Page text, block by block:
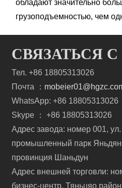
обладают значительно
грузоподъемностью, чем
СВЯЗАТЬСЯ
Тел. +86 18805313026
Почта ：
WhatsApp: +86 18805313026
Skype ： +86 18805313026
Адрес завода: номер 001,
промышленный парк
провинция Шаньдун
Адрес внешней торговли:
бизнес-центр, Тяньцяо